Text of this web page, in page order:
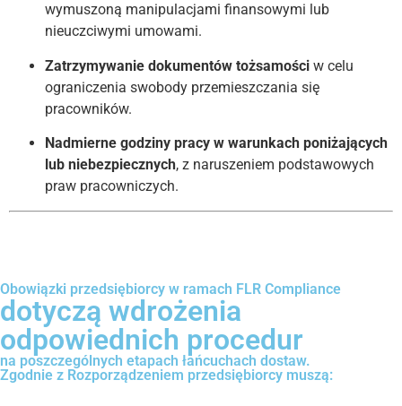
wymuszoną manipulacjami finansowymi lub
nieuczciwymi umowami.
Zatrzymywanie dokumentów tożsamości w celu
ograniczenia swobody przemieszczania się
pracowników.
Nadmierne godziny pracy w warunkach poniżających
lub niebezpiecznych, z naruszeniem podstawowych
praw pracowniczych.
Obowiązki przedsiębiorcy w ramach FLR Compliance
dotyczą wdrożenia
odpowiednich procedur
na poszczególnych etapach łańcuchach dostaw.
Zgodnie z Rozporządzeniem przedsiębiorcy muszą: